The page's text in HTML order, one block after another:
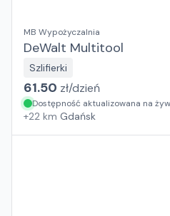
MB Wypożyczalnia
DeWalt Multitool
Szlifierki
61.50 zł/dzień
Dostępność aktualizowana na
+22 km Gdańsk